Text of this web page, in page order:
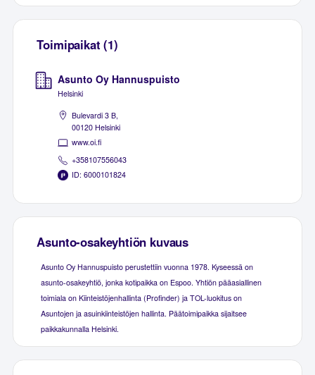
Toimipaikat (1)
Asunto Oy Hannuspuisto
Helsinki
Bulevardi 3 B,
00120 Helsinki
www.oi.fi
+358107556043
ID: 6000101824
Asunto-osakeyhtiön kuvaus
Asunto Oy Hannuspuisto perustettiin vuonna 1978. Kyseessä on
asunto-osakeyhtiö, jonka kotipaikka on Espoo. Yhtiön pääasiallinen
toimiala on Kiinteistöjenhallinta (Profinder) ja TOL-luokitus on
Asuntojen ja asuinkiinteistöjen hallinta. Päätoimipaikka sijaitsee
paikkakunnalla Helsinki.